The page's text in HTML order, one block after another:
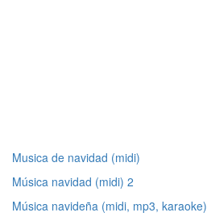
Musica de navidad (midi)
Música navidad (midi) 2
Música navideña (midi, mp3, karaoke)